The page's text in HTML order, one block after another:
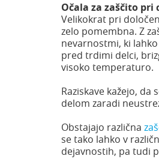
Očala za zaščito pri
Velikokrat pri
zelo pomembna. Z
nevarnostmi, ki
pred trdimi delci,
visoko temperaturo.
Raziskave kažejo, da
delom zaradi
Obstajajo različna
se tako lahko v
dejavnostih, pa tudi